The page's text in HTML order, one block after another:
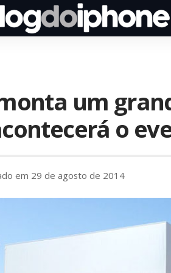
um
o
em 29 de agosto de 2014